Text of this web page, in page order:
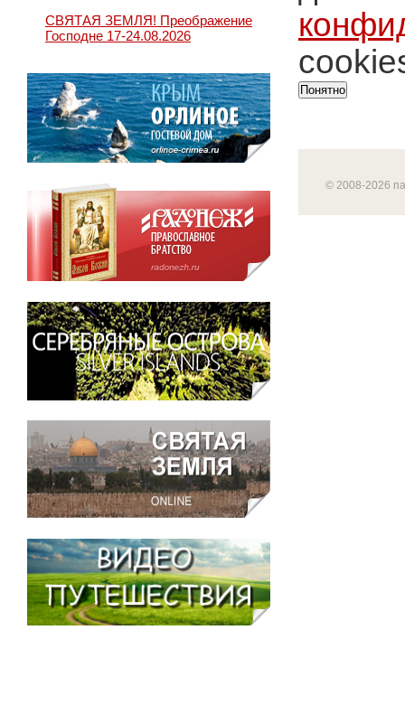
СВЯТАЯ ЗЕМЛЯ! Преображение
Господне 17-24.08.2026
Понятно
© 2008-2026